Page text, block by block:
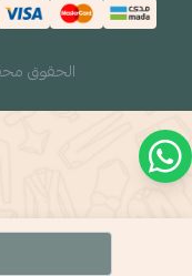
الحقوق